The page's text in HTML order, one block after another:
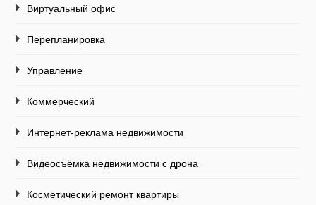
Виртуальный офис
Перепланировка
Управление
Коммерческий
Интернет-реклама недвижимости
Видеосъёмка недвижимости с дрона
Косметический ремонт квартиры